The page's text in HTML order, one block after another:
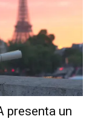
presenta un